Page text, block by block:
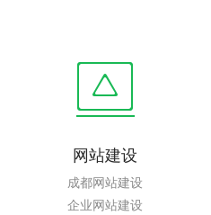
网站建设
成都网站建设
企业网站建设